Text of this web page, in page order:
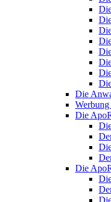
Die
Die
Die